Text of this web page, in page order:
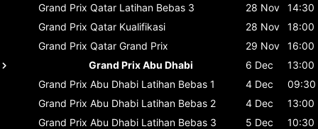
Grand Prix Qatar Latihan Bebas 3 28 Nov
14:30
Grand Prix Qatar Kualifikasi 28 Nov
18:00
Grand Prix Qatar Grand Prix 29 Nov
16:00
Grand Prix Abu Dhabi
6 Dec
13:00
Grand Prix Abu Dhabi Latihan Bebas 1 4 Dec
09:30
Grand Prix Abu Dhabi Latihan Bebas 2 4 Dec
13:00
Grand Prix Abu Dhabi Latihan Bebas 3 5 Dec
10:30